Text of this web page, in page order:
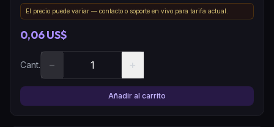
El precio puede variar — contacto o soporte en vivo para tarifa actual.
0,06 US$
Cant. − +
Añadir al carrito